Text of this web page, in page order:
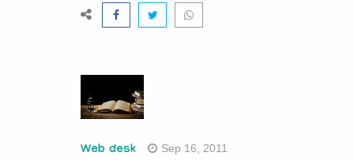
Web desk Sep 16, 2011